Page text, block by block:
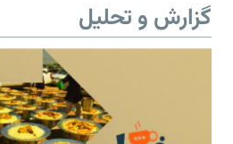
گزارش و تحلیل